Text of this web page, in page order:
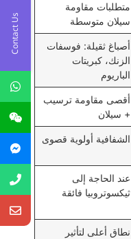
متطلبات مقاومة
سيلان متوسطة
أصباغ ثقيلة: فوسفات
الزنك، كبريتات
الباريوم
أقصى مقاومة ترسيب
+ سيلان
الشفافية أولوية قصوى
عند الحاجة إلى
ثيكسوتروبيا فائقة
نطاق أعلى لتأثير
Contact Us